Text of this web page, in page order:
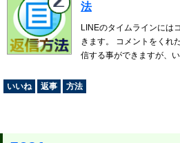
法
LINEのタイムラインには
きます。 コメントをくれ
信する事ができますが、
いいね
返事 方法